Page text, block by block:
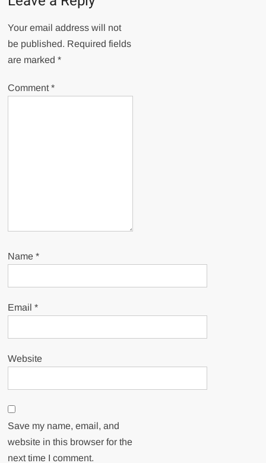
Your email address will not
be published. Required fields
are marked*
Comment*
Name*
Email*
Website
Save my name, email, and
website in this browser for the
next time I comment.